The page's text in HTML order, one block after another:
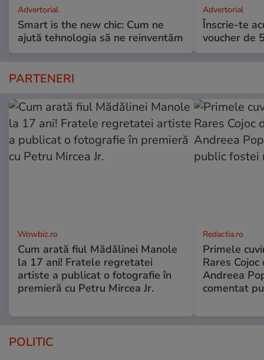
Advertorial
Smart is the new chic: Cum ne
ajută tehnologia să ne reinventăm
Advertorial
Înscrie-te
voucher de
PARTENERI
Wowbiz.ro
Cum arată fiul Mădălinei Manole
la 17 ani! Fratele regretatei
artiste a publicat o fotografie în
premieră cu Petru Mircea Jr.
Redactia.ro
Primele
Rares
Andreea
comentat
POLITIC